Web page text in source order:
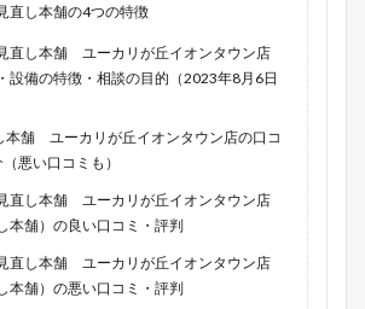
直し本舗の4つの特徴
直し本舗 ユーカリが丘イオンタウン店
設備の特徴・相談の目的（2023年8月6日
本舗 ユーカリが丘イオンタウン店の口コ
悪い口コミも）
直し本舗 ユーカリが丘イオンタウン店
本舗）の良い口コミ・評判
直し本舗 ユーカリが丘イオンタウン店
本舗）の悪い口コミ・評判